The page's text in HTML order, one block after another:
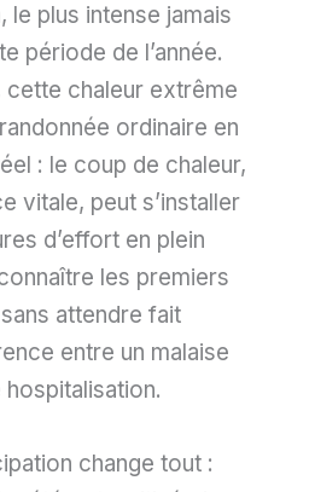
le plus intense jamais
période de l’année.
cette chaleur extrême
ordinaire en
: le coup de chaleur,
vitale, peut s’installer
d’effort en plein
les premiers
attendre fait
entre un malaise
change tout :